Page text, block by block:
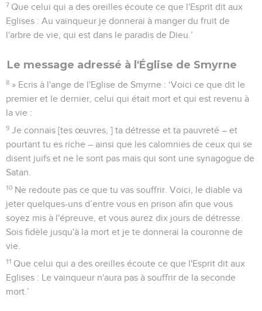
7 Que celui qui a des oreilles écoute ce que l'Esprit dit aux
Eglises : Au vainqueur je donnerai à manger du fruit de
l'arbre de vie, qui est dans le paradis de Dieu.’
Le message adressé à l'Église de Smyrne
8 » Ecris à l'ange de l'Eglise de Smyrne : ‘Voici ce que dit le
premier et le dernier, celui qui était mort et qui est revenu à
la vie :
9 Je connais [tes œuvres, ] ta détresse et ta pauvreté – et
pourtant tu es riche – ainsi que les calomnies de ceux qui se
disent juifs et ne le sont pas mais qui sont une synagogue de
Satan.
10 Ne redoute pas ce que tu vas souffrir. Voici, le diable va
jeter quelques-uns d’entre vous en prison afin que vous
soyez mis à l'épreuve, et vous aurez dix jours de détresse.
Sois fidèle jusqu'à la mort et je te donnerai la couronne de
vie.
11 Que celui qui a des oreilles écoute ce que l'Esprit dit aux
Eglises : Le vainqueur n'aura pas à souffrir de la seconde
mort.’